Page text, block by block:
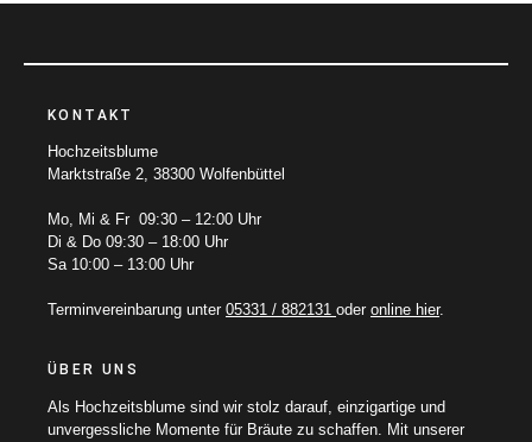
KONTAKT
Hochzeitsblume
Marktstraße 2, 38300 Wolfenbüttel
Mo, Mi & Fr 09:30 – 12:00 Uhr
Di & Do 09:30 – 18:00 Uhr
Sa 10:00 – 13:00 Uhr
Terminvereinbarung unter 05331 / 882131 oder online hier.
ÜBER UNS
Als Hochzeitsblume sind wir stolz darauf, einzigartige und
unvergessliche Momente für Bräute zu schaffen. Mit unserer